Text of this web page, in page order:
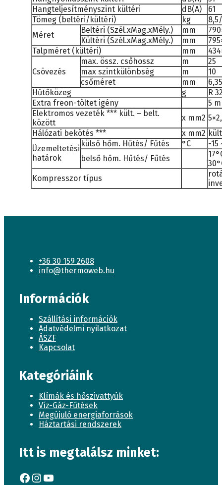
Hangteljesítményszint kültéri
dB(A)
61
Tömeg (beltéri/kültéri)
kg
Méret
Beltéri (Szél.xMag.xMély.) mm
Kültéri (Szél.xMag.xMély.)
mm
Talpméret (kültéri)
mm
Csövezés
max. össz. csőhossz m
25
max szintkülönbség
m
10
csőméret
mm
Hűtőközeg
g
R
Extra freon-töltet igény
5
Elektromos vezeték *** kült. – belt.
között
x mm2
Hálózati bekötés ***
x mm2
Üzemeltetési
határok
külső hőm. Hűtés/ Fűtés °C
-15
belső hőm. Hűtés/ Fűtés
Kompresszor típus
+36 30 159 2608
info@thermoweb.hu
Információk
Szállítási információk
Adatvédelmi nyilatkozat
ÁSZF
Kapcsolat
Kategóriáink
Klímák és hőszivattyúk
Víz-Gáz-Fűtések
Megújuló energiaforrások
Háztartási rendszerek
Itt is megtalálsz minket:
Facebook
Instagram
YouTube